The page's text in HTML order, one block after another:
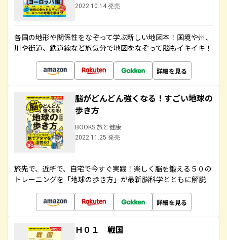
2022.10.14 発売
各国の地形や関係性をなぞって学ぶ新しい地図本！国境や州、
川や街道、鉄道線など旅気分で地図をなぞって脳もイキイキ！
詳細を見る
脳がどんどん強くなる！すごい地球の
歩き方
BOOKS 旅と健康
2022.11.25 発売
旅先で、近所で、自宅で今すぐ実践！楽しく脳を鍛える５０の
トレーニングを「地球の歩き方」が最新脳科学とともに解説
詳細を見る
Ｈ０１ 戦国